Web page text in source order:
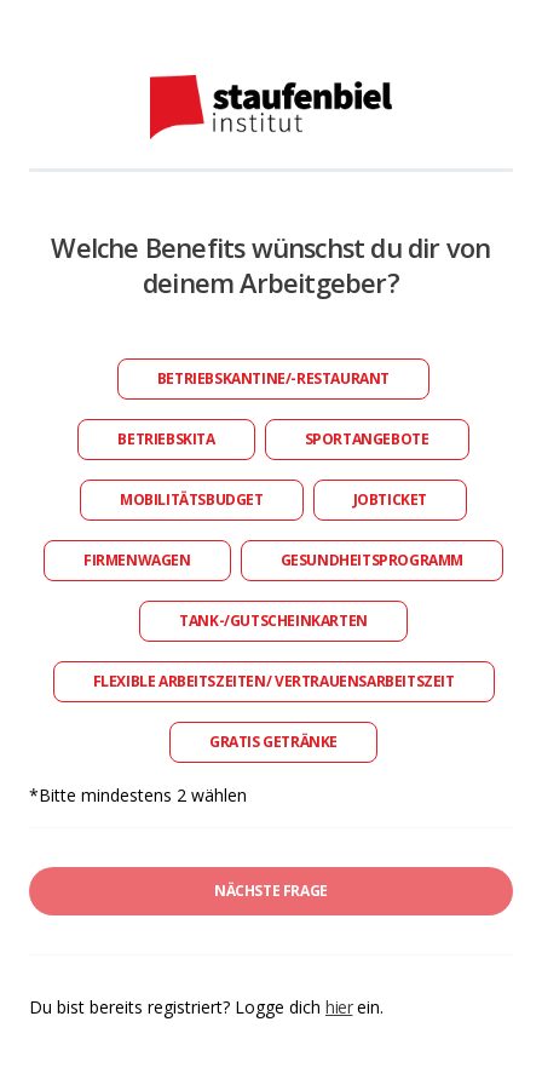
Welche Benefits wünschst du dir von
deinem Arbeitgeber?
BETRIEBSKANTINE/-RESTAURANT
BETRIEBSKITA SPORTANGEBOTE
MOBILITÄTSBUDGET JOBTICKET
FIRMENWAGEN GESUNDHEITSPROGRAMM
TANK-/GUTSCHEINKARTEN
FLEXIBLE ARBEITSZEITEN/ VERTRAUENSARBEITSZEIT
GRATIS GETRÄNKE
*Bitte mindestens 2 wählen
NÄCHSTE FRAGE
Du bist bereits registriert? Logge dich hierein.